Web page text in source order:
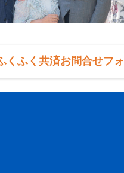
くふく共済お問合せフ